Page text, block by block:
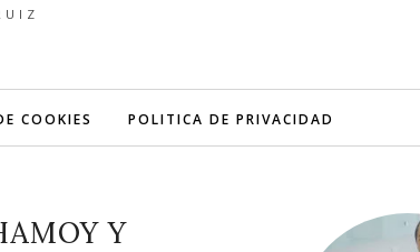
COOKIES POLITICA DE PRIVACIDAD
Y